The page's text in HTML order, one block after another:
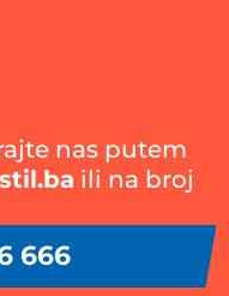
nas putem
ili na broj
666